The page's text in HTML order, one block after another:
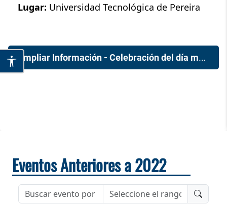
Lugar: Universidad Tecnológica de Pereira
Ampliar Información - Celebración del día mundial de la actividad física: más movimiento, más vida
Eventos Anteriores a 2022